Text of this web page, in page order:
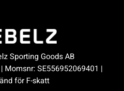
Sporting Goods AB
Momsnr: SE556952069401 |
för F-skatt